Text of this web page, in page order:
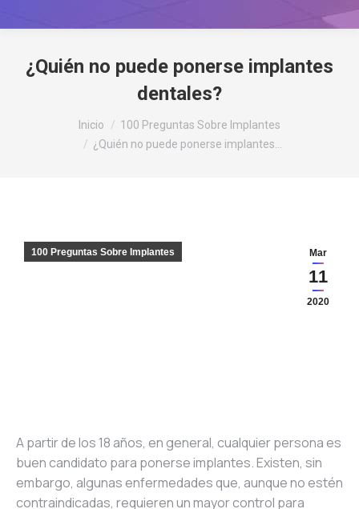
¿Quién no puede ponerse implantes
dentales?
Estás aquí:Inicio
100 Preguntas Sobre Implantes
¿Quién no puede ponerse implantes…
Mar
11
2020
100 Preguntas Sobre Implantes
A partir de los 18 años, en general, cualquier persona es
buen candidato para ponerse implantes. Existen, sin
embargo, algunas enfermedades que, aunque no estén
contraindicadas, requieren un mayor control para